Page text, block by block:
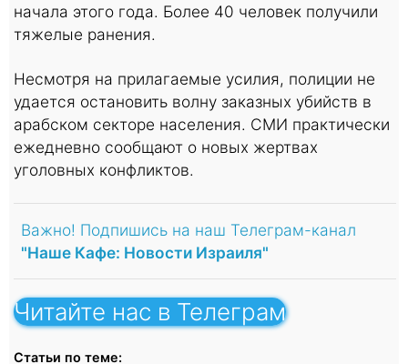
начала этого года. Более 40 человек получили
тяжелые ранения.
Несмотря на прилагаемые усилия, полиции не
удается остановить волну заказных убийств в
арабском секторе населения. СМИ практически
ежедневно сообщают о новых жертвах
уголовных конфликтов.
Важно! Подпишись на наш Телеграм-канал
"Наше Кафе: Новости Израиля"
Читайте нас в Телеграм
Статьи по теме: